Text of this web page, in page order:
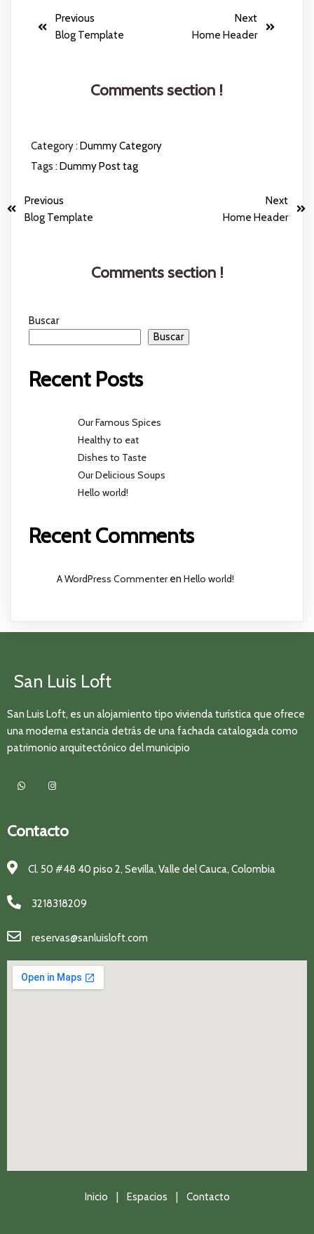
Previous
Blog Template
Next
Home Header
Comments section !
Category : Dummy Category
Tags : Dummy Post tag
Previous
Blog Template
Next
Home Header
Comments section !
Buscar
Buscar
Recent Posts
Our Famous Spices
Healthy to eat
Dishes to Taste
Our Delicious Soups
Hello world!
Recent Comments
A WordPress Commenteren Hello world!
San Luis Loft
San Luis Loft, es un alojamiento tipo vivienda turística que ofrece
una moderna estancia detrás de una fachada catalogada como
patrimonio arquitectónico del municipio
Contacto
Cl. 50 #48 40 piso 2, Sevilla, Valle del Cauca, Colombia
3218318209
reservas@sanluisloft.com
Inicio | Espacios | Contacto